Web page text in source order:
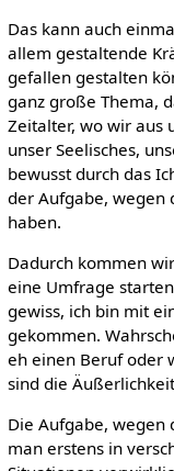
Das kann auch
allem gestaltende
gefallen gestalten
ganz große Thema,
Zeitalter, wo wir aus
unser Seelisches,
bewusst durch das
der Aufgabe, wegen
haben.
Dadurch kommen
eine Umfrage
gewiss, ich bin mit
gekommen.
eh einen Beruf oder
sind die
Die Aufgabe,
man erstens in